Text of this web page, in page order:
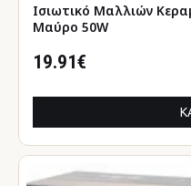
Ισιωτικό Μαλλιών
Μαύρο 50W
19.91€